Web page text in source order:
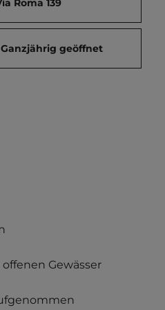
Ganzjährig geöffnet
Gewässer